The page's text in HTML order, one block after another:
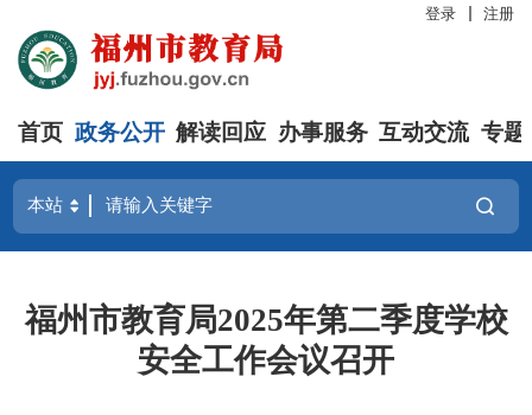
登录 注册
首页 政务公开 解读回应 办事服务 互动交流 专题
福州市教育局2025年第二季度学校
安全工作会议召开